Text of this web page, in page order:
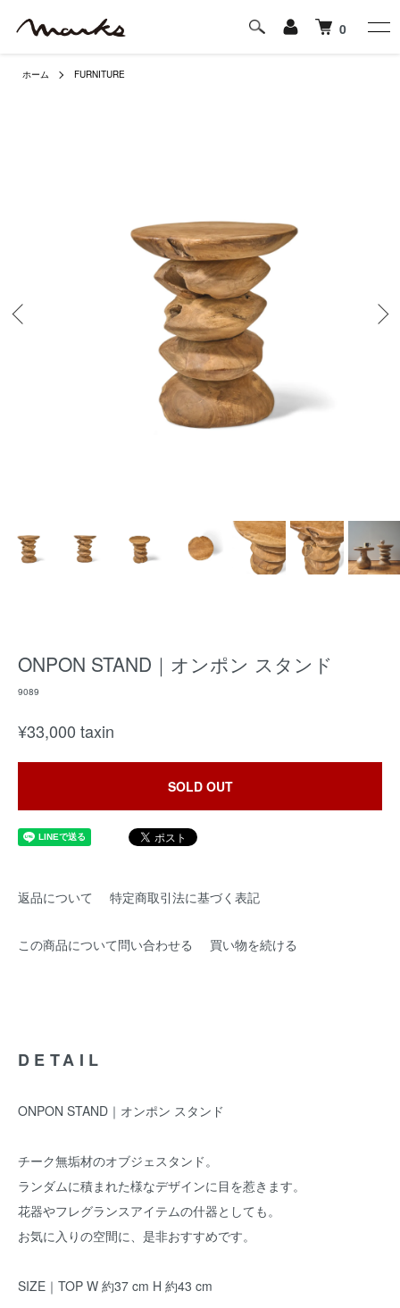
0
ホーム FURNITURE
ONPON STAND｜オンポン スタンド
9089
¥33,000 taxin
SOLD OUT
返品について 特定商取引法に基づく表記
この商品について問い合わせる 買い物を続ける
DETAIL
ONPON STAND｜オンポン スタンド
チーク無垢材のオブジェスタンド。
ランダムに積まれた様なデザインに目を惹きます。
花器やフレグランスアイテムの什器としても。
お気に入りの空間に、是非おすすめです。
SIZE｜TOP W 約37 cm H 約43 cm